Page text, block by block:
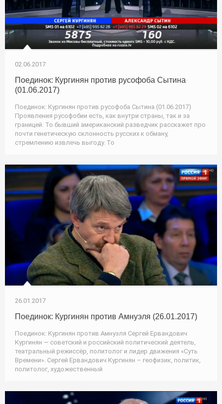
02.06.2017
Поединок: Кургинян против русофоба Сытина
(01.06.2017)
Поединок: Кургинян против русофоба Сытина (01.06.2017)
Проявления русофобии есть, как внутри страны, так и за
границей. То бывший американский разведчик расскажет про
почти генетическую склонность русских к обману,
стремлению извлечь выгоду. То
26.01.2017
Поединок: Кургинян против Амнуэля (26.01.2017)
Поединок: Кургинян против Амнуэля Сергей Ервандович
Кургинян — советский и российский политический деятель,
театральный режиссёр, политолог и лидер движения «Суть
Времени». Сергей Ервандович Кургинян – геофизик, политик,
политолог, художественный